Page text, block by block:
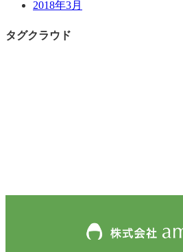
2018年3月
タグクラウド